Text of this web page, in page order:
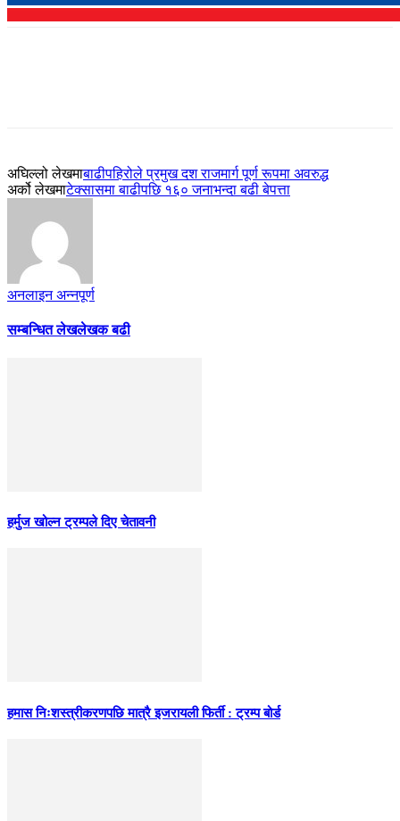
अघिल्लो लेखमाबाढीपहिरोले प्रमुख दश राजमार्ग पूर्ण रूपमा अवरुद्ध
अर्को लेखमाटेक्सासमा बाढीपछि १६० जनाभन्दा बढी बेपत्ता
अनलाइन अन्नपूर्ण
सम्बन्धित लेखलेखक बढी
हर्मुज खोल्न ट्रम्पले दिए चेतावनी
हमास निःशस्त्रीकरणपछि मात्रै इजरायली फिर्ती : ट्रम्प बोर्ड